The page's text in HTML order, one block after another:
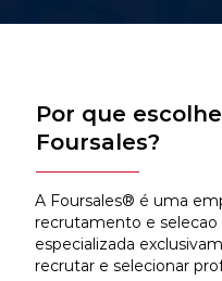
Por que
Foursales?
A Foursales® é uma
recrutamento e selecao
especializada
recrutar e selecionar